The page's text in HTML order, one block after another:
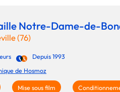
Notre-Dame-de-
(76)
Depuis 1993
de Hosmoz
Mise sous film